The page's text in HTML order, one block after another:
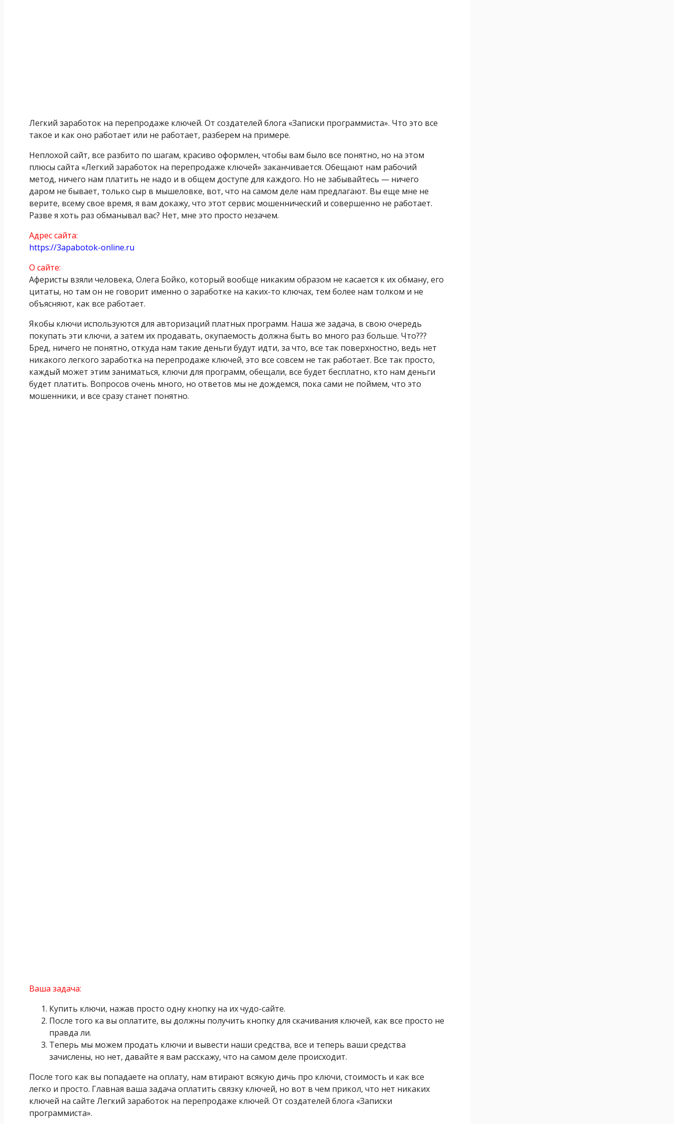
Легкий заработок на перепродаже ключей. От создателей блога «Записки программиста». Что это все
такое и как оно работает или не работает, разберем на примере.
Неплохой сайт, все разбито по шагам, красиво оформлен, чтобы вам было все понятно, но на этом
плюсы сайта «Легкий заработок на перепродаже ключей» заканчивается. Обещают нам рабочий
метод, ничего нам платить не надо и в общем доступе для каждого. Но не забывайтесь — ничего
даром не бывает, только сыр в мышеловке, вот, что на самом деле нам предлагают. Вы еще мне не
верите, всему свое время, я вам докажу, что этот сервис мошеннический и совершенно не работает.
Разве я хоть раз обманывал вас? Нет, мне это просто незачем.
Адрес сайта:
https://3apabotok-online.ru
О сайте:
Аферисты взяли человека, Олега Бойко, который вообще никаким образом не касается к их обману, его
цитаты, но там он не говорит именно о заработке на каких-то ключах, тем более нам толком и не
объясняют, как все работает.
Якобы ключи используются для авторизаций платных программ. Наша же задача, в свою очередь
покупать эти ключи, а затем их продавать, окупаемость должна быть во много раз больше. Что???
Бред, ничего не понятно, откуда нам такие деньги будут идти, за что, все так поверхностно, ведь нет
никакого легкого заработка на перепродаже ключей, это все совсем не так работает. Все так просто,
каждый может этим заниматься, ключи для программ, обещали, все будет бесплатно, кто нам деньги
будет платить. Вопросов очень много, но ответов мы не дождемся, пока сами не поймем, что это
мошенники, и все сразу станет понятно.
Ваша задача:
Купить ключи, нажав просто одну кнопку на их чудо-сайте.
После того ка вы оплатите, вы должны получить кнопку для скачивания ключей, как все просто не
правда ли.
Теперь мы можем продать ключи и вывести наши средства, все и теперь ваши средства
зачислены, но нет, давайте я вам расскажу, что на самом деле происходит.
После того как вы попадаете на оплату, нам втирают всякую дичь про ключи, стоимость и как все
легко и просто. Главная ваша задача оплатить связку ключей, но вот в чем прикол, что нет никаких
ключей на сайте Легкий заработок на перепродаже ключей. От создателей блога «Записки
программиста».